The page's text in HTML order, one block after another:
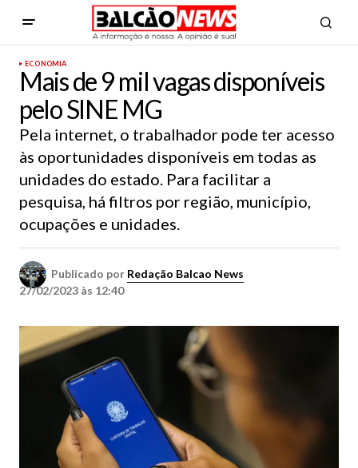
ECONOMIA
Mais de 9 mil vagas disponíveis
pelo SINE MG
Pela internet, o trabalhador pode ter acesso
às oportunidades disponíveis em todas as
unidades do estado. Para facilitar a
pesquisa, há filtros por região, município,
ocupações e unidades.
Publicado por Redação Balcao News
27/02/2023 às 12:40